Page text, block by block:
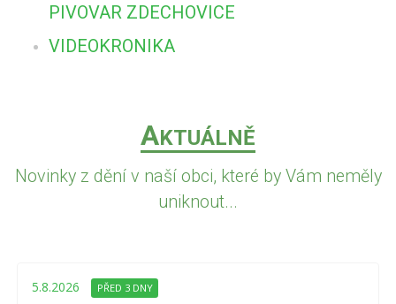
PIVOVAR ZDECHOVICE
VIDEOKRONIKA
AKTUÁLNĚ
Novinky z dění v naší obci, které by Vám neměly
uniknout...
5.8.2026 PŘED 3 DNY